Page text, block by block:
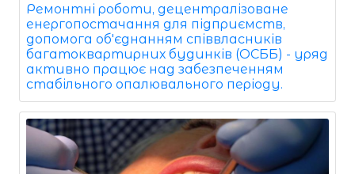
Ремонтні роботи, децентралізоване
енергопостачання для підприємств,
допомога об'єднанням співвласників
багатоквартирних будинків (ОСББ) - уряд
активно працює над забезпеченням
стабільного опалювального періоду.